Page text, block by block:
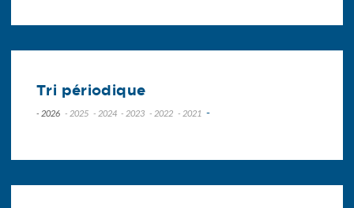
Tri périodique
- 2026
mai
- 2025
octobre
- 2024
octobre
- 2023
septembre
- 2022
septembre
- 2021 -